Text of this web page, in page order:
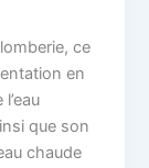
ce
en
que son
chaude